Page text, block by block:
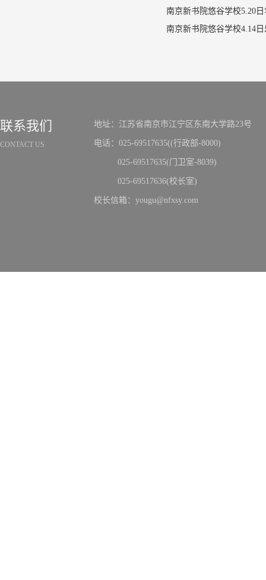
南京新书院悠谷学校5.20
联系我们
CONTACT US
地址：江苏省南京市江宁区东南大学路23号
电话：025-69517635((行政部-8000)
025-69517635(门卫室-8039)
025-69517636(校长室)
校长信箱：yougu@nfxsy.com